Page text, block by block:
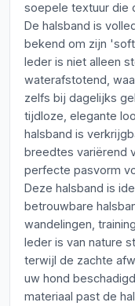
soepele textuur die
De halsband is
bekend om zijn
leder is niet alleen
waterafstotend,
zelfs bij dagelijks
tijdloze, elegante
halsband is
breedtes variërend
perfecte pasvorm
Deze halsband is
betrouwbare
wandelingen,
leder is van nature
terwijl de zachte
uw hond
materiaal past de